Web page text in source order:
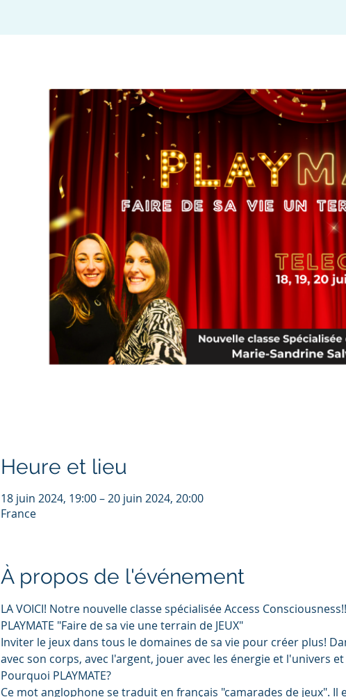
Heure et lieu
18 juin 2024, 19:00 – 20 juin 2024, 20:00
France
À propos de l'événement
LA VOICI! Notre nouvelle classe spécialisée Access Consciousness!!
PLAYMATE "Faire de sa vie une terrain de JEUX"
Inviter le jeux dans tous le domaines de sa vie pour créer plus!
avec son corps, avec l'argent, jouer avec les énergie et l'univers
Pourquoi PLAYMATE?
Ce mot anglophone se traduit en français "camarades de jeux".